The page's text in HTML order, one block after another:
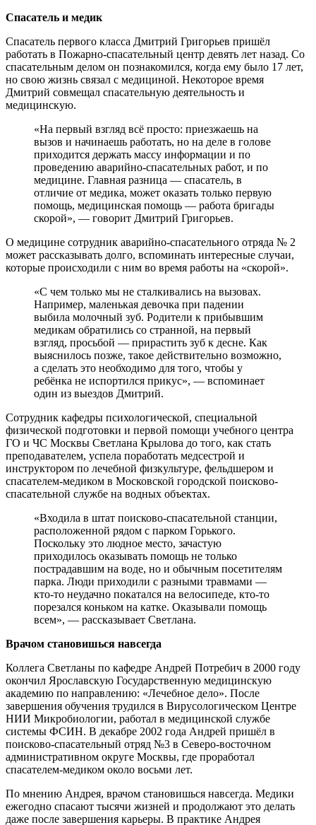
Спасатель и медик
Спасатель первого класса Дмитрий Григорьев пришёл
работать в Пожарно-спасательный центр девять лет назад. Со
спасательным делом он познакомился, когда ему было 17 лет,
но свою жизнь связал с медициной. Некоторое время
Дмитрий совмещал спасательную деятельность и
медицинскую.
«На первый взгляд всё просто: приезжаешь на
вызов и начинаешь работать, но на деле в голове
приходится держать массу информации и по
проведению аварийно-спасательных работ, и по
медицине. Главная разница — спасатель, в
отличие от медика, может оказать только первую
помощь, медицинская помощь — работа бригады
скорой», — говорит Дмитрий Григорьев.
О медицине сотрудник аварийно-спасательного отряда № 2
может рассказывать долго, вспоминать интересные случаи,
которые происходили с ним во время работы на «скорой».
«С чем только мы не сталкивались на вызовах.
Например, маленькая девочка при падении
выбила молочный зуб. Родители к прибывшим
медикам обратились со странной, на первый
взгляд, просьбой — прирастить зуб к десне. Как
выяснилось позже, такое действительно возможно,
а сделать это необходимо для того, чтобы у
ребёнка не испортился прикус», — вспоминает
один из выездов Дмитрий.
Сотрудник кафедры психологической, специальной
физической подготовки и первой помощи учебного центра
ГО и ЧС Москвы Светлана Крылова до того, как стать
преподавателем, успела поработать медсестрой и
инструктором по лечебной физкультуре, фельдшером и
спасателем-медиком в Московской городской поисково-
спасательной службе на водных объектах.
«Входила в штат поисково-спасательной станции,
расположенной рядом с парком Горького.
Поскольку это людное место, зачастую
приходилось оказывать помощь не только
пострадавшим на воде, но и обычным посетителям
парка. Люди приходили с разными травмами —
кто-то неудачно покатался на велосипеде, кто-то
порезался коньком на катке. Оказывали помощь
всем», — рассказывает Светлана.
Врачом становишься навсегда
Коллега Светланы по кафедре Андрей Потребич в 2000 году
окончил Ярославскую Государственную медицинскую
академию по направлению: «Лечебное дело». После
завершения обучения трудился в Вирусологическом Центре
НИИ Микробиологии, работал в медицинской службе
системы ФСИН. В декабре 2002 года Андрей пришёл в
поисково-спасательный отряд №3 в Северо-восточном
административном округе Москвы, где проработал
спасателем-медиком около восьми лет.
По мнению Андрея, врачом становишься навсегда. Медики
ежегодно спасают тысячи жизней и продолжают это делать
даже после завершения карьеры. В практике Андрея